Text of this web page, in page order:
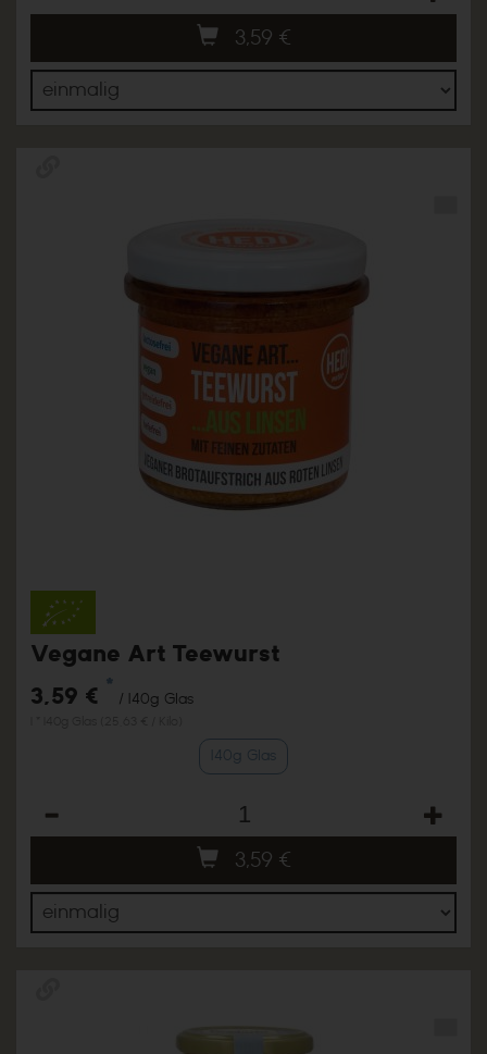
3,59 €
Vegane Art Teewurst
3,59 € *
/ 140g Glas
140g Glas
3,59 €